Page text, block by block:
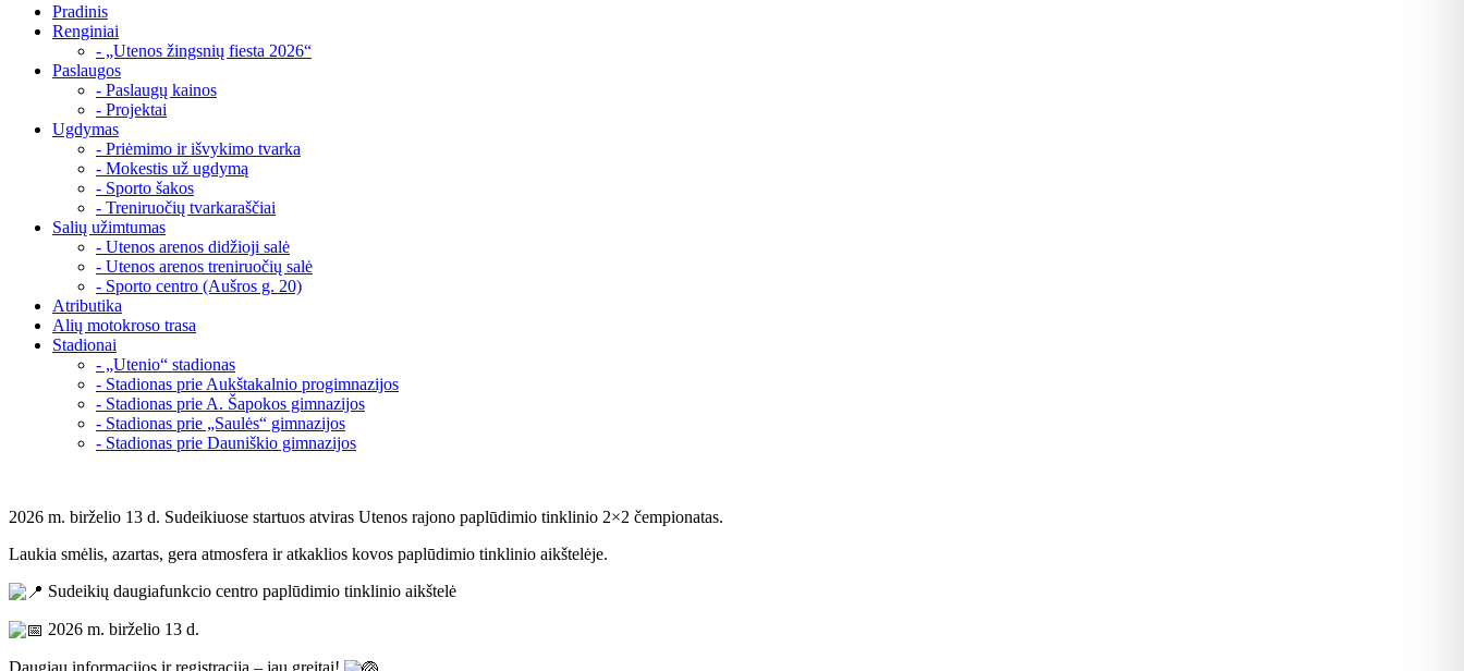
Pradinis
Renginiai
- „Utenos žingsnių fiesta 2026“
Paslaugos
- Paslaugų kainos
- Projektai
Ugdymas
- Priėmimo ir išvykimo tvarka
- Mokestis už ugdymą
- Sporto šakos
- Treniruočių tvarkaraščiai
Salių užimtumas
- Utenos arenos didžioji salė
- Utenos arenos treniruočių salė
- Sporto centro (Aušros g. 20)
Atributika
Alių motokroso trasa
Stadionai
- „Utenio“ stadionas
- Stadionas prie Aukštakalnio progimnazijos
- Stadionas prie A. Šapokos gimnazijos
- Stadionas prie „Saulės“ gimnazijos
- Stadionas prie Dauniškio gimnazijos
2026 m. birželio 13 d. Sudeikiuose startuos atviras Utenos rajono paplūdimio tinklinio 2×2 čempionatas.
Laukia smėlis, azartas, gera atmosfera ir atkaklios kovos paplūdimio tinklinio aikštelėje.
Sudeikių daugiafunkcio centro paplūdimio tinklinio aikštelė
2026 m. birželio 13 d.